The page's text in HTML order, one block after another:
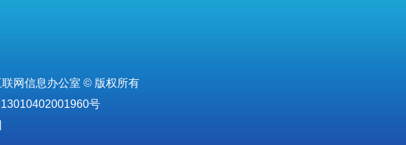
网信息办公室 © 版权所有
号